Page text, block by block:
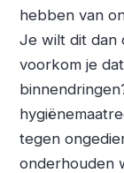
hebben van
Je wilt dit dan
voorkom je
tegen
onderhouden